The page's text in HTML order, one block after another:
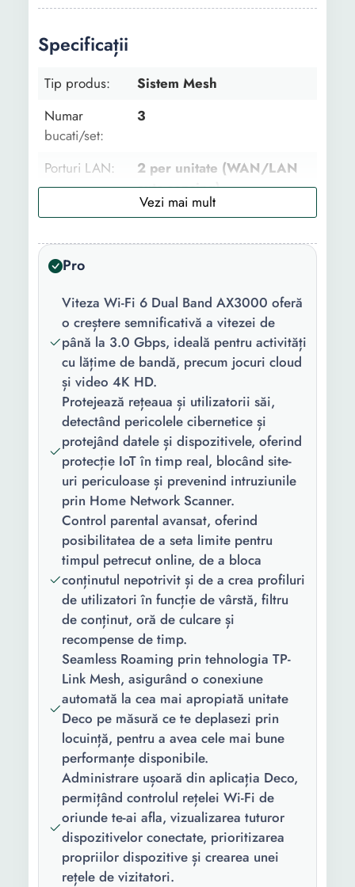
Specificații
Tip produs:
Sistem Mesh
Numar
bucati/set:
3
Porturi LAN:
2 per unitate (WAN/LAN
auto-sensing)
Antena:
4 x Antene interne
transfer WI-FI
(Mbps):
Port USB:
Nu
Culoare:
Alb
Alimentare:
802.3at PoE 12V - 1.2 A
Continut
pachet:
Kit montare 1 x Cablu RJ-
45 3 x Cabluri alimentare
3 × unitati Deco X50-PoE
Tehnologie:
Seamless Roaming
Dimensiuni
(mm)::
154× 154 × 68.6 mm
Standard Wi-
802.11 ax/ac/n/a 802.11
ax/n/b/g
Securitate:
WPA SPI Firewall WPA2
Personal Access Control
WPA3 Personal Securitate
HomeShield
Pro
Viteza Wi-Fi 6 Dual Band AX3000 oferă
o creștere semnificativă a vitezei de
până la 3.0 Gbps, ideală pentru activități
cu lățime de bandă, precum jocuri cloud
și video 4K HD.
Protejează rețeaua și utilizatorii săi,
detectând pericolele cibernetice și
protejând datele și dispozitivele, oferind
protecție IoT în timp real, blocând site-
uri periculoase și prevenind intruziunile
prin Home Network Scanner.
Control parental avansat, oferind
posibilitatea de a seta limite pentru
timpul petrecut online, de a bloca
conținutul nepotrivit și de a crea profiluri
de utilizatori în funcție de vârstă, filtru
de conținut, oră de culcare și
recompense de timp.
Seamless Roaming prin tehnologia TP-
Link Mesh, asigurând o conexiune
automată la cea mai apropiată unitate
Deco pe măsură ce te deplasezi prin
locuință, pentru a avea cele mai bune
performanțe disponibile.
Administrare ușoară din aplicația Deco,
permițând controlul rețelei Wi-Fi de
oriunde te-ai afla, vizualizarea tuturor
dispozitivelor conectate, prioritizarea
propriilor dispozitive și crearea unei
rețele de vizitatori.